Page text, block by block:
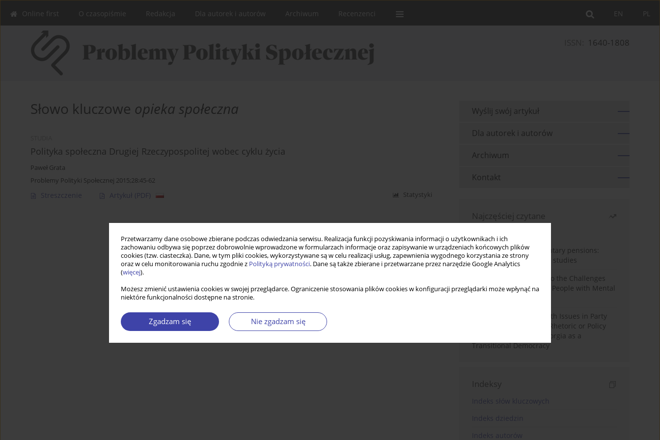
Przetwarzamy dane osobowe zbierane podczas odwiedzania serwisu. Realizacja funkcji pozyskiwania informacji o użytkownikach i ich
zachowaniu odbywa się poprzez dobrowolnie wprowadzone w formularzach informacje oraz zapisywanie w urządzeniach końcowych plików
cookies (tzw. ciasteczka). Dane, w tym pliki cookies, wykorzystywane są w celu realizacji usług, zapewnienia wygodnego korzystania ze strony
oraz w celu monitorowania ruchu zgodnie z Polityką prywatności. Dane są także zbierane i przetwarzane przez narzędzie Google Analytics
(więcej).
Możesz zmienić ustawienia cookies w swojej przeglądarce. Ograniczenie stosowania plików cookies w konfiguracji przeglądarki może wpłynąć na
niektóre funkcjonalności dostępne na stronie.
Zgadzam się Nie zgadzam się
PL
EN
Online first O czasopiśmie Redakcja Dla autorek i autorów Archiwum Recenzenci
1640-1808
Słowo kluczowe opieka społeczna
Polityka społeczna Drugiej Rzeczypospolitej wobec cyklu życia
Paweł Grata
Problemy Polityki Społecznej 2015;28:45-62
Streszczenie Artykuł (PDF) Statystyki
Wyślij swój artykuł
Dla autorek i autorów
Archiwum
Kontakt
Najczęściej czytane
Auto-enrolment in voluntary pensions:
Comparative OECD case studies
Bibliometric Insights into the Challenges
and Needs of Homeless People with Mental
The Politicisation of Youth Issues in Party
Programmes: Symbolic Rhetoric or Policy
Priority? The Case of Georgia as a
Transitional Democracy
Indeksy
Indeks słów kluczowych
Indeks dziedzin
Indeks autorów